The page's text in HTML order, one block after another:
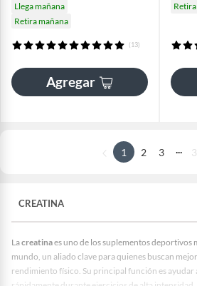
Llega mañana
Retira mañana
(13)
Agregar
1 2 3
CREATINA
Lacreatinaes uno de los suplementos deportivos
mundo, un aliado clave para quienes buscan
rendimiento físico. Su principal función es ayudar